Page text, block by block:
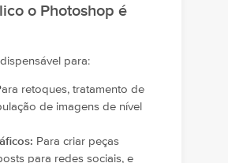
o Photoshop é
para:
retoques, tratamento de
de imagens de nível
Para criar peças
para redes sociais, e